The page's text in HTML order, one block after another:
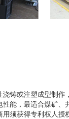
铸或注塑成型制作
能，最适合煤矿、
须获得专利权人授